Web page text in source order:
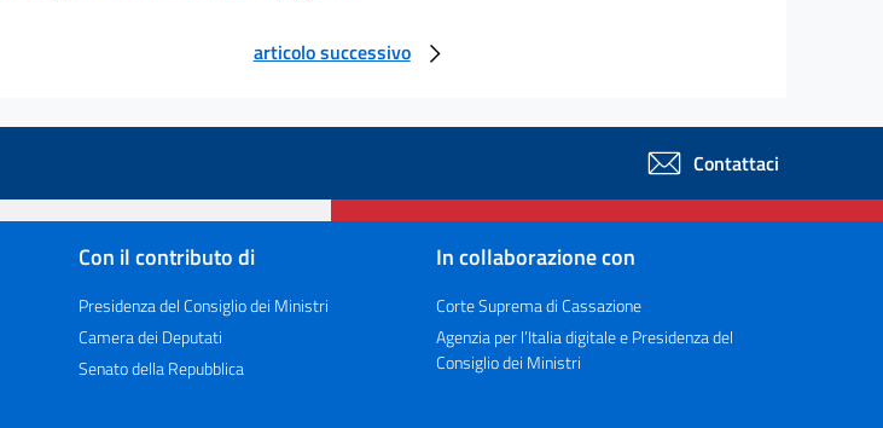
articolo successivo
Contattaci
Con il contributo di
Presidenza del Consiglio dei Ministri
Camera dei Deputati
Senato della Repubblica
In collaborazione con
Corte Suprema di Cassazione
Agenzia per l’Italia digitale e Presidenza del
Consiglio dei Ministri